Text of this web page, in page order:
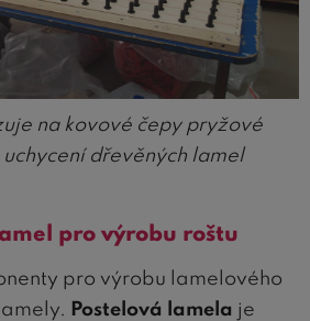
na kovové čepy pryžové
dřevěných lamel
pro výrobu roštu
pro výrobu lamelového
Postelová lamela je